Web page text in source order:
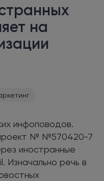
на
инфоповодов.
№ №570420-7
иностранные
Изначально речь в